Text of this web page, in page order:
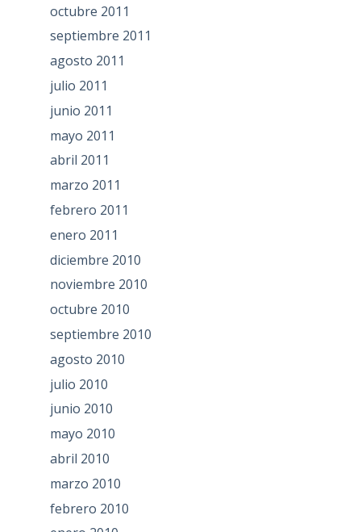
octubre 2011
septiembre 2011
agosto 2011
julio 2011
junio 2011
mayo 2011
abril 2011
marzo 2011
febrero 2011
enero 2011
diciembre 2010
noviembre 2010
octubre 2010
septiembre 2010
agosto 2010
julio 2010
junio 2010
mayo 2010
abril 2010
marzo 2010
febrero 2010